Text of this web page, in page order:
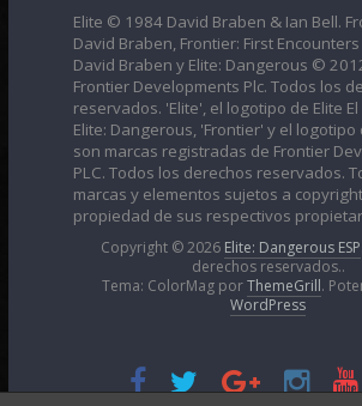
Elite © 1984 David Braben & Ian Bell.
David Braben, Frontier: First
David Braben y Elite: Dangerous ©
Frontier Developments Plc. Todos los
reservados. 'Elite', el logotipo de Elite
Elite: Dangerous, 'Frontier' y el logotipo
son marcas registradas de Frontier
PLC. Todos los derechos reservados.
marcas y elementos sujetos a
propiedad de sus respectivos
Copyright © 2026 Elite: Dangerous ESP
derechos reservados..
Tema: ColorMag porThemeGrill.
WordPress